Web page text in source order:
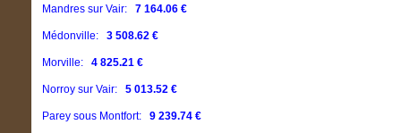
Mandres sur Vair: 7 164.06 €
Médonville: 3 508.62 €
Morville: 4 825.21 €
Norroy sur Vair: 5 013.52 €
Parey sous Montfort: 9 239.74 €